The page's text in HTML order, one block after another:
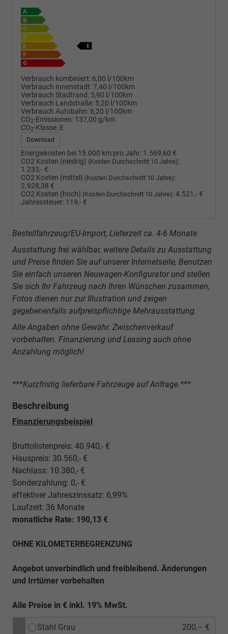
Verbrauch kombiniert: 6,00 l/100km
Verbrauch Innenstadt:7,40 l/100km
Verbrauch Stadtrand: 5,90 l/100km
Verbrauch Landstraße: 5,20 l/100km
Verbrauch Autobahn: 6,20 l/100km
CO2-Emissionen: 137,00 g/km
CO2-Klasse: E
Download
Energiekosten bei 15.000 km pro Jahr: 1.569,60 €
CO2 Kosten (niedrig) (Kosten Durchschnitt 10 Jahre):
1.233,- €
CO2 Kosten (mittel) (Kosten Durchschnitt 10 Jahre):
2.928,38 €
CO2 Kosten (hoch) (Kosten Durchschnitt 10 Jahre):4.521,- €
Jahressteuer: 119,- €
Bestellfahrzeug/EU-Import, Lieferzeit ca. 4-6 Monate
Ausstattung frei wählbar, weitere Details zu Ausstattung
und Preise finden Sie auf unserer Internetseite, Benutzen
Sie einfach unseren Neuwagen-Konfigurator und stellen
Sie sich Ihr Fahrzeug nach Ihren Wünschen zusammen,
Fotos dienen nur zur Illustration und zeigen
gegebenenfalls aufpreispflichtige Mehrausstattung.
Alle Angaben ohne Gewähr. Zwischenverkauf
vorbehalten. Finanzierung und Leasing auch ohne
Anzahlung möglich!
***Kurzfristig lieferbare Fahrzeuge auf Anfrage.***
Beschreibung
Finanzierungsbeispiel
Bruttolistenpreis: 40.940,- €
Hauspreis: 30.560,- €
Nachlass: 10.380,- €
Sonderzahlung: 0,- €
effektiver Jahreszinssatz: 6,99%
Laufzeit: 36 Monate
monatliche Rate: 190,13 €
OHNE KILOMETERBEGRENZUNG
Angebot unverbindlich und freibleibend. Änderungen
und Irrtümer vorbehalten
Alle Preise in € inkl. 19% MwSt.
Stahl Grau 200,– €